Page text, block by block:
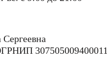
307505009400011